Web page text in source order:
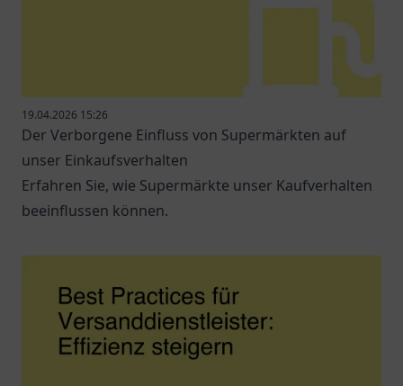
19.04.2026 15:26
Der Verborgene Einfluss von Supermärkten auf
unser Einkaufsverhalten
Erfahren Sie, wie Supermärkte unser Kaufverhalten
beeinflussen können.